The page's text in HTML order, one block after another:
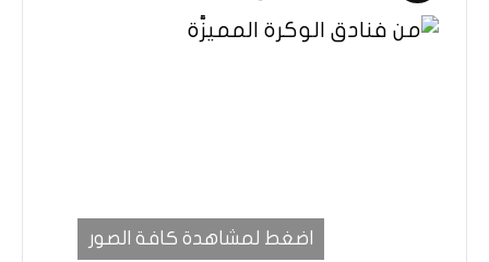
اضغط لمشاهدة كافة الصور